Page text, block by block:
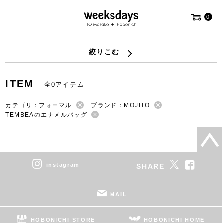
0
絞りこむ
ITEM 全0アイテム
カテゴリ：フォーマル
ブランド：MOJITO
TEMBEAのエナメルバッグ
instagram SHARE
MAIL
HOBONICHI STORE HOBONICHI HOME